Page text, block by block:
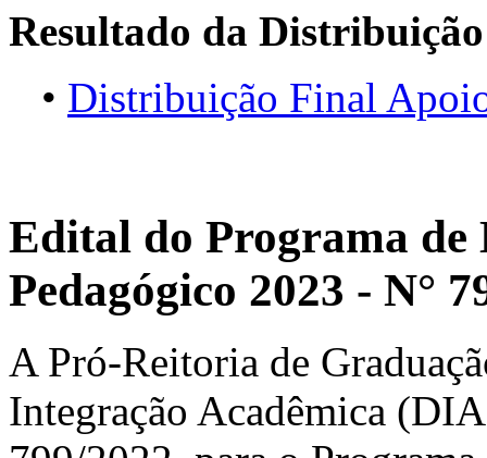
Resultado da
• Distribuição Final
Edital do Programa
Pedagógico 2023 - N°
A Pró-Reitoria de
Integração Acadêmica